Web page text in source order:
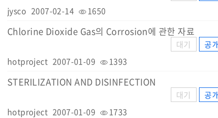
jysco 2007-02-14 1650
Chlorine Dioxide Gas의 Corrosion에 관한 자료
대기
공
hotproject 2007-01-09 1393
STERILIZATION AND DISINFECTION
대기
공
hotproject 2007-01-09 1733